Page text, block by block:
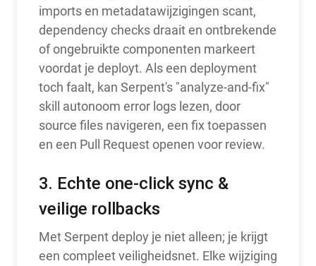
imports en metadatawijzigingen scant,
dependency checks draait en ontbrekende
of ongebruikte componenten markeert
voordat je deployt. Als een deployment
toch faalt, kan Serpent's "analyze-and-fix"
skill autonoom error logs lezen, door
source files navigeren, een fix toepassen
en een Pull Request openen voor review.
3. Echte one-click sync &
veilige rollbacks
Met Serpent deploy je niet alleen; je krijgt
een compleet veiligheidsnet. Elke wijziging